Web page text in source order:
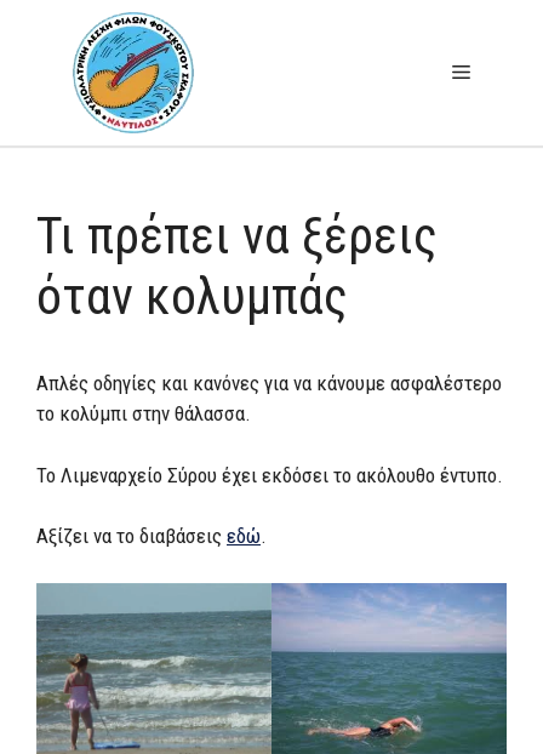
περιεχόμενο
Μενού
Τι πρέπει να ξέρεις
όταν κολυμπάς
Απλές οδηγίες και κανόνες για να κάνουμε ασφαλέστερο
το κολύμπι στην θάλασσα.
Το Λιμεναρχείο Σύρου έχει εκδόσει το ακόλουθο έντυπο.
Αξίζει να το διαβάσεις εδώ.